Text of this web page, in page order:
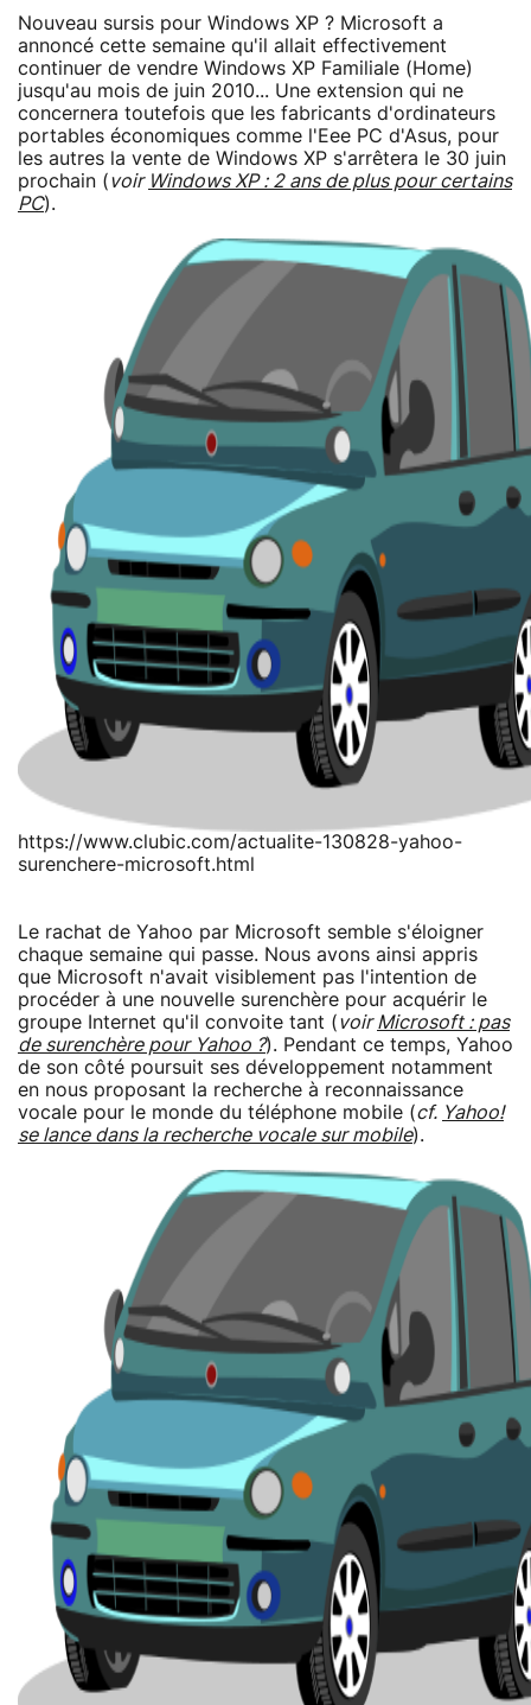
Nouveau sursis pour Windows XP ? Microsoft a
annoncé cette semaine qu'il allait effectivement
continuer de vendre Windows XP Familiale (Home)
jusqu'au mois de juin 2010... Une extension qui ne
concernera toutefois que les fabricants d'ordinateurs
portables économiques comme l'Eee PC d'Asus, pour
les autres la vente de Windows XP s'arrêtera le 30 juin
prochain (voir Windows XP : 2 ans de plus pour certains
PC).
https://www.clubic.com/actualite-130828-yahoo-
surenchere-microsoft.html
Le rachat de Yahoo par Microsoft semble s'éloigner
chaque semaine qui passe. Nous avons ainsi appris
que Microsoft n'avait visiblement pas l'intention de
procéder à une nouvelle surenchère pour acquérir le
groupe Internet qu'il convoite tant (voirMicrosoft : pas
de surenchère pour Yahoo ?). Pendant ce temps, Yahoo
de son côté poursuit ses développement notamment
en nous proposant la recherche à reconnaissance
vocale pour le monde du téléphone mobile (cf. Yahoo!
se lance dans la recherche vocale sur mobile).